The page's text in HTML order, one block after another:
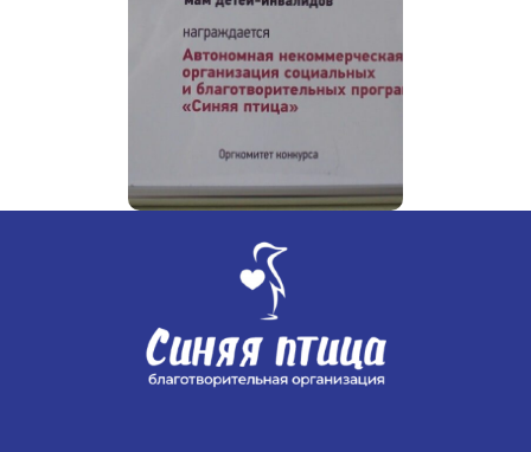
благотворительных
программ «Синяя птица»
награждена
специальным дипломом
зеркалом»